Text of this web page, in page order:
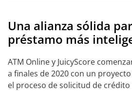
Una alianza sólida
préstamo más
ATM Online y JuicyScore
a finales de 2020 con un
el proceso de solicitud de crédito